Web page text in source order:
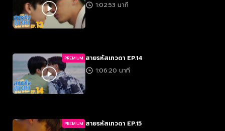
1:02:53 นาที
PREMIUM สายรหัสเทวดา EP.14
1:06:20 นาที
PREMIUM สายรหัสเทวดา EP.15